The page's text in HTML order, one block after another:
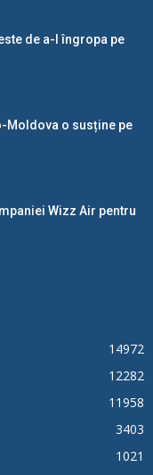
de a-l îngropa pe
Moldova o susține pe
Wizz Air pentru
14972
12282
11958
3403
1021